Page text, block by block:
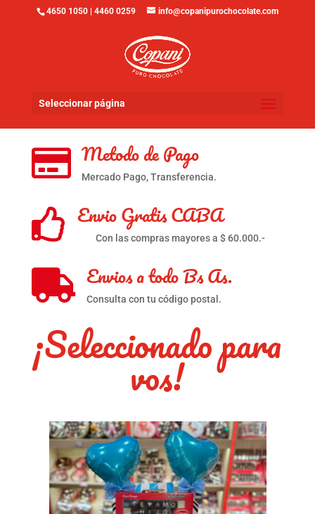
4650 1050 | 4460 0259 info@copanipurochocolate.com
Seleccionar página
 Metodo de Pago
Mercado Pago, Transferencia.
 Envio Gratis CABA
Con las compras mayores a $ 60.000.-
 Envios a todo Bs As.
Consulta con tu código postal.
¡Seleccionado para
vos!